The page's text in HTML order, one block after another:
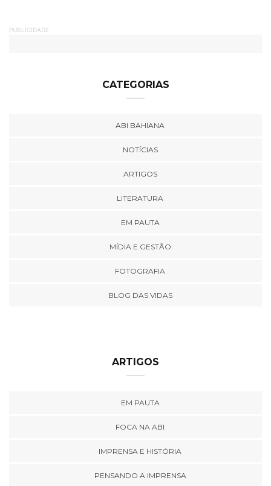
PUBLICIDADE
CATEGORIAS
ABI BAHIANA
NOTÍCIAS
ARTIGOS
LITERATURA
EM PAUTA
MÍDIA E GESTÃO
FOTOGRAFIA
BLOG DAS VIDAS
ARTIGOS
EM PAUTA
FOCA NA ABI
IMPRENSA E HISTÓRIA
PENSANDO A IMPRENSA